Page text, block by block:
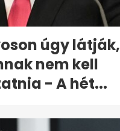
úgy látják,
nem kell
- A hét...